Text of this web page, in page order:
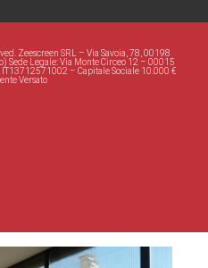
Zeescreen SRL – Via Savoia, 78, 00198
Sede Legale: Via Monte Circeo 12 – 00015
– Capitale Sociale 10.000 €
Versato